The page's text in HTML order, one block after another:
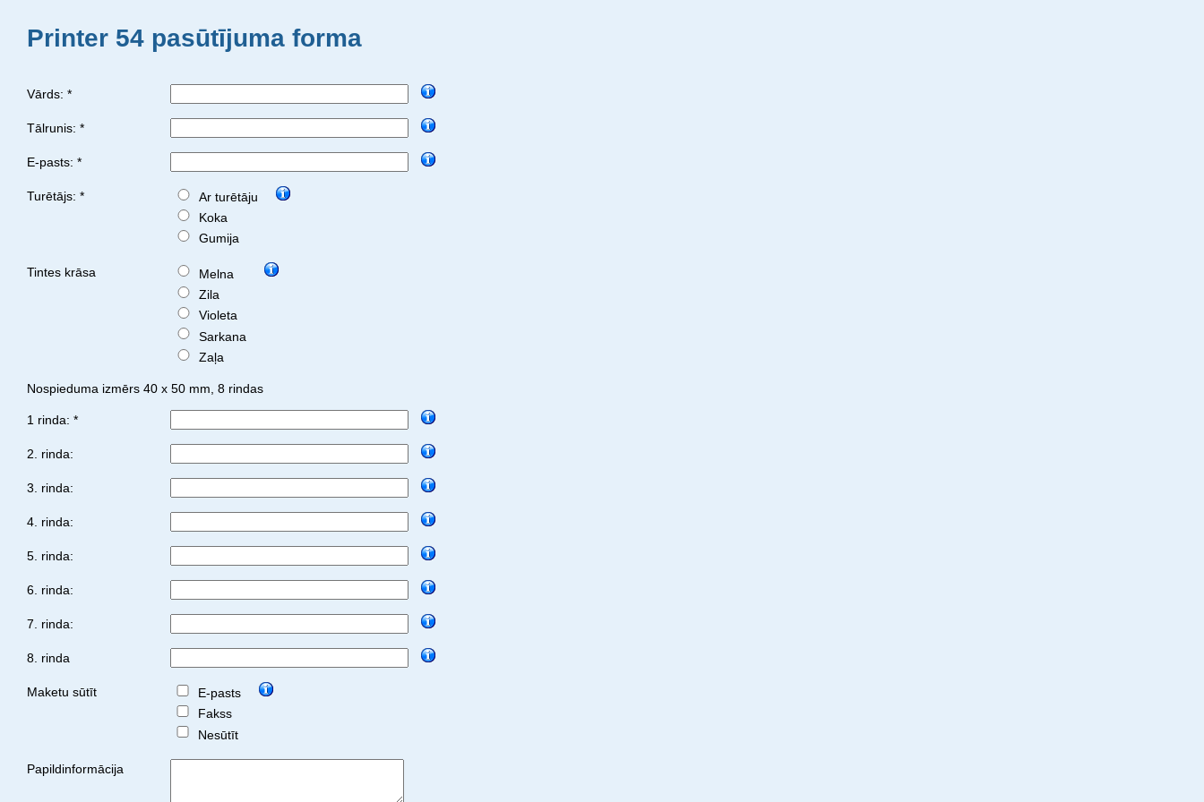
Printer 54 pasūtījuma forma
Vārds: *
Tālrunis: *
E-pasts: *
Turētājs: *
Ar turētāju
Koka
Gumija
Tintes krāsa
Melna
Zila
Violeta
Sarkana
Zaļa
Nospieduma izmērs 40 x 50 mm, 8 rindas
1 rinda: *
2. rinda:
3. rinda:
4. rinda:
5. rinda:
6. rinda:
7. rinda:
8. rinda
Maketu sūtīt
E-pasts
Fakss
Nesūtīt
Papildinformācija